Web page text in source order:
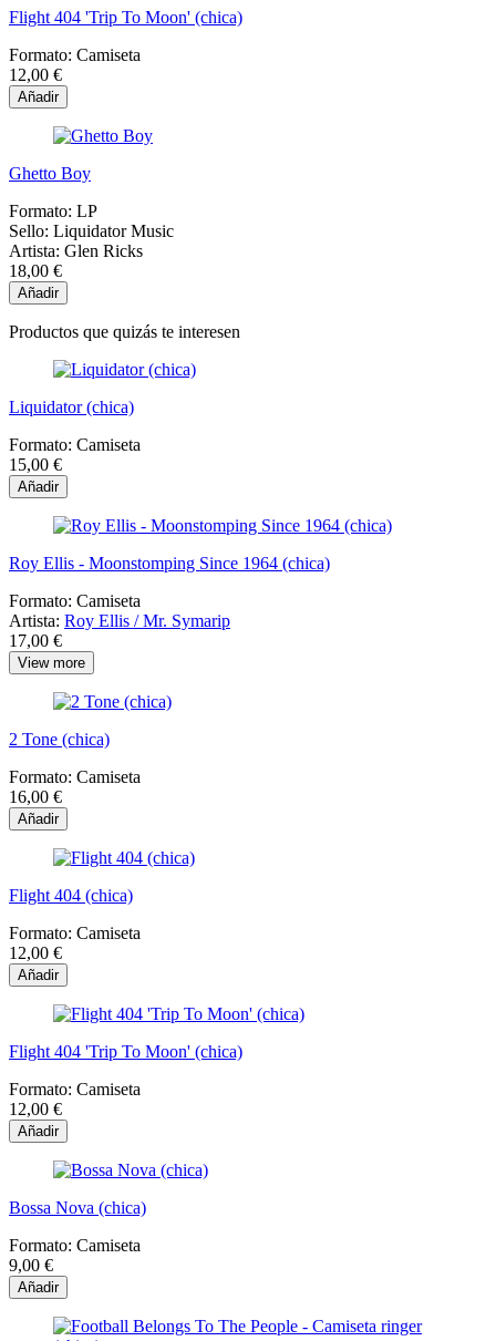
Flight 404 'Trip To Moon' (chica)
Formato: Camiseta
12,00 €
Añadir
Ghetto Boy
Formato: LP
Sello: Liquidator Music
Artista: Glen Ricks
18,00 €
Añadir
Productos que quizás te interesen
Liquidator (chica)
Formato: Camiseta
15,00 €
Añadir
Roy Ellis - Moonstomping Since 1964 (chica)
Formato: Camiseta
Artista: Roy Ellis / Mr. Symarip
17,00 €
View more
2 Tone (chica)
Formato: Camiseta
16,00 €
Añadir
Flight 404 (chica)
Formato: Camiseta
12,00 €
Añadir
Flight 404 'Trip To Moon' (chica)
Formato: Camiseta
12,00 €
Añadir
Bossa Nova (chica)
Formato: Camiseta
9,00 €
Añadir